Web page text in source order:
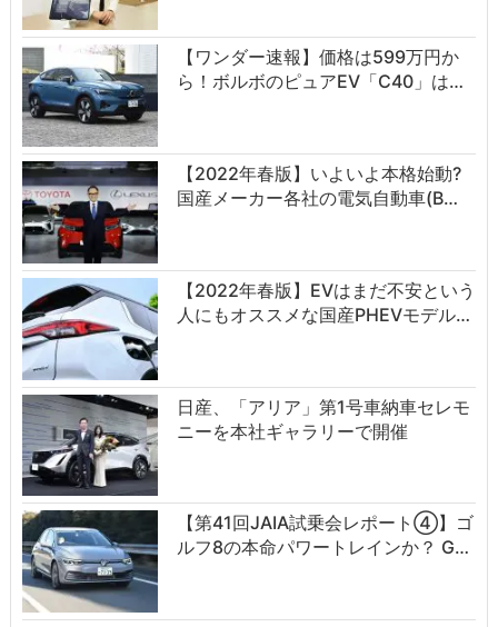
【ワンダー速報】価格は599万円か
ら！ボルボのピュアEV「C40」は…
【2022年春版】いよいよ本格始動?
国産メーカー各社の電気自動車(B…
【2022年春版】EVはまだ不安という
人にもオススメな国産PHEVモデル…
日産、「アリア」第1号車納車セレモ
ニーを本社ギャラリーで開催
【第41回JAIA試乗会レポート④】ゴ
ルフ8の本命パワートレインか？ G…